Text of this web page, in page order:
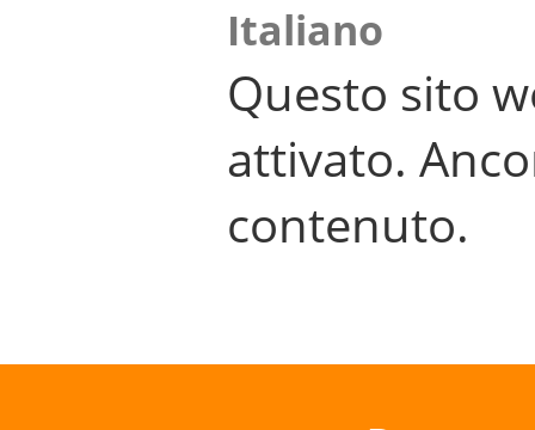
Italiano
Questo sito
attivato.
contenuto.